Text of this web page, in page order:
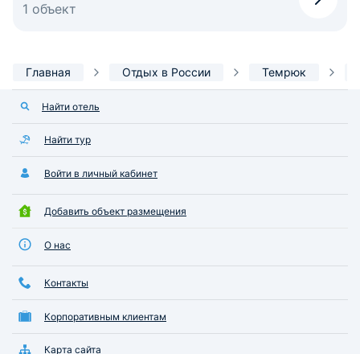
1 объект
Главная Отдых в России Темрюк
Найти отель
Найти тур
Войти в личный кабинет
Добавить объект размещения
О нас
Контакты
Корпоративным клиентам
Карта сайта